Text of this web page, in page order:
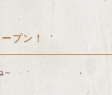
プン！
～